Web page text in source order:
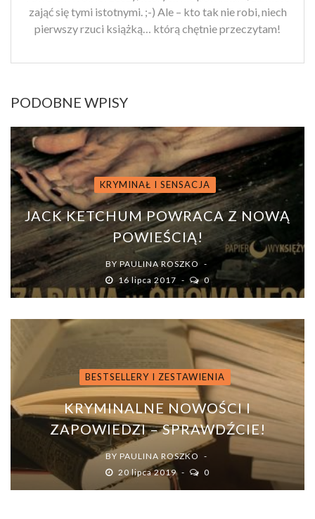
zająć się tymi istotnymi. ;-) Ale – kto tak nie robi, niech
pierwszy rzuci książką… którą chętnie przeczytam!
PODOBNE WPISY
KRYMINAŁ I SENSACJA
JACK KETCHUM POWRACA Z NOWĄ
POWIEŚCIĄ!
BY PAULINA ROSZKO
16 lipca 2017
0
BESTSELLERY I ZESTAWIENIA
KRYMINALNE NOWOŚCI I
ZAPOWIEDZI – SPRAWDŹCIE!
BY PAULINA ROSZKO
20 lipca 2019
0